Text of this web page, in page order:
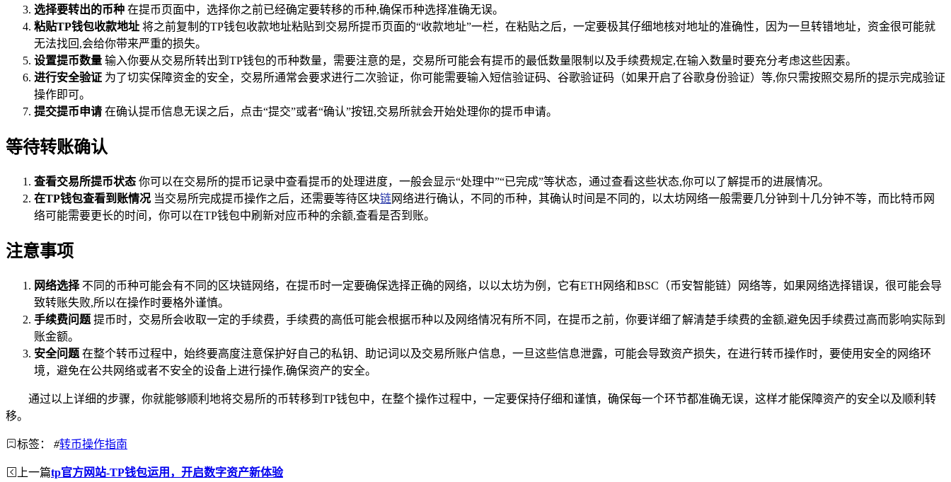
选择要转出的币种 在提币页面中，选择你之前已经确定要转移的币种,确保币种选择准确无误。
粘贴TP钱包收款地址 将之前复制的TP钱包收款地址粘贴到交易所提币页面的“收款地址”一栏，在粘贴之后，一定要极其仔细地核对地址的准确性，因为一旦转错地址，资金很可能就
无法找回,会给你带来严重的损失。
设置提币数量 输入你要从交易所转出到TP钱包的币种数量，需要注意的是，交易所可能会有提币的最低数量限制以及手续费规定,在输入数量时要充分考虑这些因素。
进行安全验证 为了切实保障资金的安全，交易所通常会要求进行二次验证，你可能需要输入短信验证码、谷歌验证码（如果开启了谷歌身份验证）等,你只需按照交易所的提示完成验证
操作即可。
提交提币申请 在确认提币信息无误之后，点击“提交”或者“确认”按钮,交易所就会开始处理你的提币申请。
等待转账确认
查看交易所提币状态 你可以在交易所的提币记录中查看提币的处理进度，一般会显示“处理中”“已完成”等状态，通过查看这些状态,你可以了解提币的进展情况。
在TP钱包查看到账情况 当交易所完成提币操作之后，还需要等待区块链网络进行确认，不同的币种，其确认时间是不同的，以太坊网络一般需要几分钟到十几分钟不等，而比特币网
络可能需要更长的时间，你可以在TP钱包中刷新对应币种的余额,查看是否到账。
注意事项
网络选择不同的币种可能会有不同的区块链网络，在提币时一定要确保选择正确的网络，以以太坊为例，它有ETH网络和BSC（币安智能链）网络等，如果网络选择错误，很可能会导
致转账失败,所以在操作时要格外谨慎。
手续费问题 提币时，交易所会收取一定的手续费，手续费的高低可能会根据币种以及网络情况有所不同，在提币之前，你要详细了解清楚手续费的金额,避免因手续费过高而影响实际到
账金额。
安全问题 在整个转币过程中，始终要高度注意保护好自己的私钥、助记词以及交易所账户信息，一旦这些信息泄露，可能会导致资产损失，在进行转币操作时，要使用安全的网络环
境，避免在公共网络或者不安全的设备上进行操作,确保资产的安全。
通过以上详细的步骤，你就能够顺利地将交易所的币转移到TP钱包中，在整个操作过程中，一定要保持仔细和谨慎，确保每一个环节都准确无误，这样才能保障资产的安全以及顺利转
移。
标签： #转币操作指南
上一篇tp官方网站-TP钱包运用，开启数字资产新体验